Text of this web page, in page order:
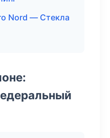
Nord — Стекла